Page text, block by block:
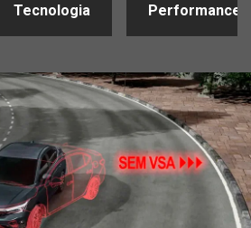
Tecnologia Performance